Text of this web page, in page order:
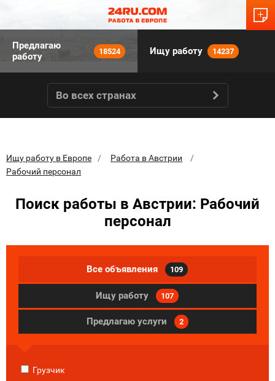
Предлагаю
работу
18524 Ищу работу 14237
Во всех странах
Ищу работу в Европе
Работа в Австрии
Рабочий персонал
Поиск работы в Австрии: Рабочий
персонал
Все объявления 109
Ищу работу 107
Предлагаю услуги 2
Грузчик